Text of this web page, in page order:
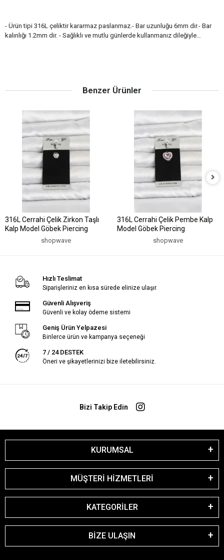
- Ürün tipi 316L çeliktir kararmaz paslanmaz.- Bar uzunluğu 6mm dir.- Bar
kalınlığı 1.2mm dir. - Sağlıklı ve mutlu günlerde kullanmanız dileğiyle…
Benzer Ürünler
316L Cerrahi Çelik Zirkon Taşlı
Kalp Model Göbek Piercing
shopwave
316L Cerrahi Çelik Pembe Kalp
Model Göbek Piercing
shopwave
Hızlı Teslimat
Siparişleriniz en kısa sürede elinize ulaşır.
Güvenli Alışveriş
Güvenli ve kolay ödeme sistemi
Geniş Ürün Yelpazesi
Binlerce ürün ve kampanya seçeneği
7 / 24 DESTEK
Öneri ve şikayetlerinizi bize iletebilirsiniz.
Bizi Takip Edin
KURUMSAL
MÜŞTERİ HİZMETLERİ
KATEGORİLER
BİZE ULAŞIN